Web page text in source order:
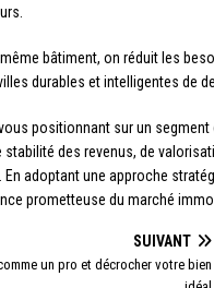
bâtiment, on réduit les
durables et intelligentes de
positionnant sur un segment
des revenus, de
adoptant une approche
prometteuse du marché
SUIVANT
un pro et décrocher votre bien